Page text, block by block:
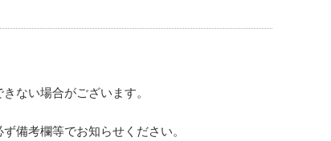
ない場合がございます。
備考欄等でお知らせください。